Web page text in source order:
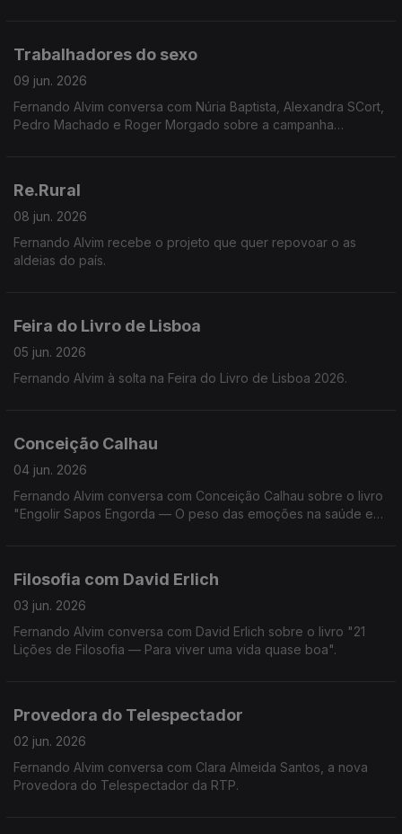
Trabalhadores do sexo
09 jun. 2026
Fernando Alvim conversa com Núria Baptista, Alexandra SCort,
Pedro Machado e Roger Morgado sobre a campanha
Re.Rural
08 jun. 2026
Fernando Alvim recebe o projeto que quer repovoar o as
aldeias do país.
Feira do Livro de Lisboa
05 jun. 2026
Fernando Alvim à solta na Feira do Livro de Lisboa 2026.
Conceição Calhau
04 jun. 2026
Fernando Alvim conversa com Conceição Calhau sobre o livro
"Engolir Sapos Engorda — O peso das emoções na saúde e
Filosofia com David Erlich
03 jun. 2026
Fernando Alvim conversa com David Erlich sobre o livro "21
Lições de Filosofia — Para viver uma vida quase boa".
Provedora do Telespectador
02 jun. 2026
Fernando Alvim conversa com Clara Almeida Santos, a nova
Provedora do Telespectador da RTP.